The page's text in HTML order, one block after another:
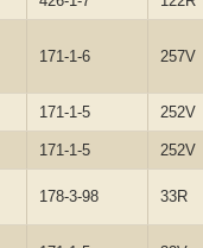
171-1-6 257V
171-1-5 252V
171-1-5 252V
178-3-98 33R